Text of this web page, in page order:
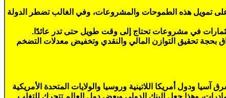
على تمويل هذه الطموحات والمشروعات، وفي الغالب تضطر الدولة
في مشروعات تحتاج إلى وقت طويل حتى تدر عائدًا.
بحجة تحقيق التوازن المالي والنقدي وتخفيض معدلات التضخم
أمريكا اللاتينية وروسيا والولايات المتحدة الأمريكية
وهذا جعل البنك الدولي وبعض دول العالم تتحرك للتغلب